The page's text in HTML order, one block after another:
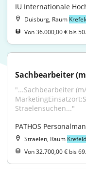
IU Internationale
Duisburg, Raum
Von 36.000,00 € bis
Sachbearbeiter
"...Sachbearbeiter
Straelensuchen..."
PATHOS
Straelen, Raum Krefeld
Von 32.700,00 € bis